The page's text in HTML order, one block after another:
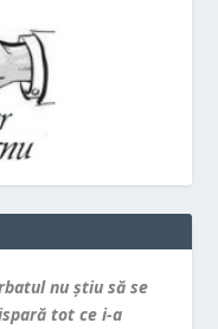
nu ştiu să se
tot ce i-a